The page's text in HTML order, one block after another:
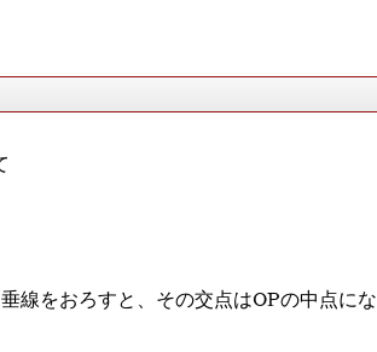
線をおろすと、その交点はOPの中点にな